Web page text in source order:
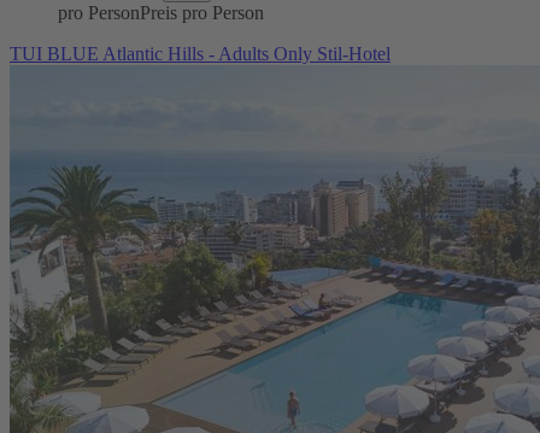
pro PersonPreis pro Person
TUI BLUE Atlantic Hills - Adults Only Stil-Hotel